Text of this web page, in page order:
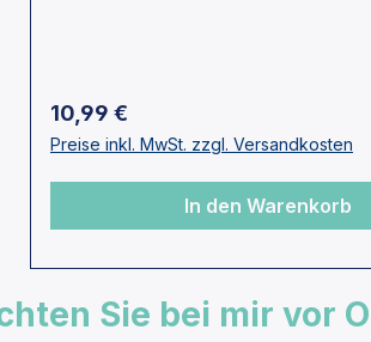
(kleiner Französischer
hergestellt aus 99,2% natürlichen
Inhaltsstoffen. Nicht an Tieren
keine Silikone, Parabene,
Farbstoffe, Sulfate oder
Düfte sollen eine Duftreise in die
Jede Nummer der Kollektion steht
besonderen Duft, der aus
Regulärer Preis:
10,99 €
Preise inkl. MwSt. zzgl. Versandkosten
In den Warenkorb
Sie bei mir vor